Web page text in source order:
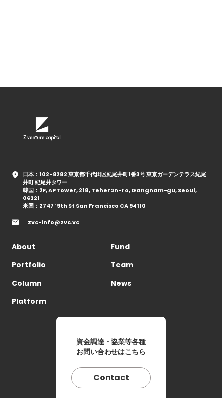
日本：102-8282 東京都千代田区紀尾井町1番3号 東京ガーデンテラス紀尾
井町 紀尾井タワー
韓国：2F, AP Tower, 218, Teheran-ro, Gangnam-gu, Seoul,
06221
米国：2747 19th St San Francisco CA 94110
zvc-info@zvc.vc
About
Fund
Portfolio
Team
Column
News
Platform
資金調達・協業等各種
お問い合わせはこちら
Contact